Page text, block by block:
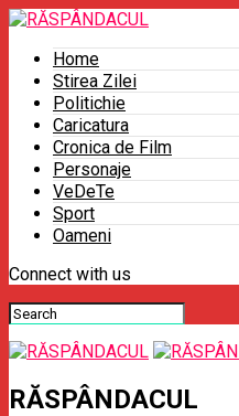
Home
Stirea Zilei
Politichie
Caricatura
Cronica de Film
Personaje
VeDeTe
Sport
Oameni
Connect with us
RĂSPÂNDACUL